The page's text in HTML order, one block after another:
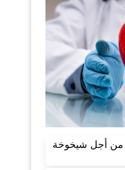
من أجل شيخوخة